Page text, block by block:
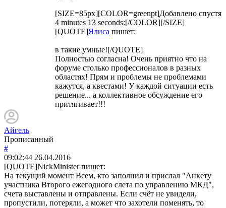
[SIZE=85px][COLOR=greenpt]Добавлено спустя
4 minutes 13 seconds:[/COLOR][/SIZE]
[QUOTE]Ялиса пишет:
в такие умные![/QUOTE]
Полностью согласна! Очень приятно что на
форуме столько профессионалов в разных
областях! Прям и проблемы не проблемами
кажутся, а квестами! У каждой ситуации есть
решение... а коллективное обсуждение его
притягивает!!!
Айгель
Прописанный
#
09:02:44 26.04.2016
[QUOTE]NickMinisterпишет:
На текущий момент Всем, кто заполнил и прислал "Анкету
участника Второго ежегодного слета по управлению МКД",
счета выставлены и отправлены. Если счёт не увидели,
пропустили, потеряли, а может что захотели поменять, то